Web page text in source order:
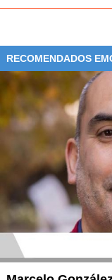
RECOMENDADOS